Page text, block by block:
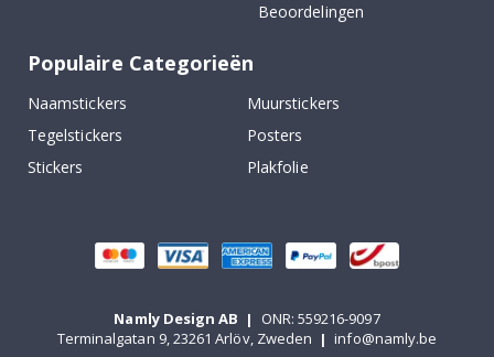
Beoordelingen
Populaire Categorieën
Naamstickers
Muurstickers
Tegelstickers
Posters
Stickers
Plakfolie
Namly Design AB |
ONR: 559216-9097
Terminalgatan 9, 23261 Arlöv, Zweden | info@namly.be